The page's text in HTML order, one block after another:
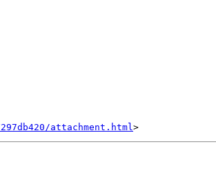
attachment.html